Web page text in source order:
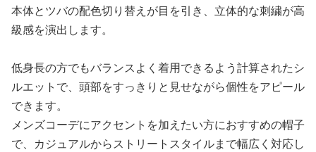
本体とツバの配色切り替えが目を引き、立体的な刺繍が高
級感を演出します。
低身長の方でもバランスよく着用できるよう計算されたシ
ルエットで、頭部をすっきりと見せながら個性をアピール
できます。
メンズコーデにアクセントを加えたい方におすすめの帽子
で、カジュアルからストリートスタイルまで幅広く対応し